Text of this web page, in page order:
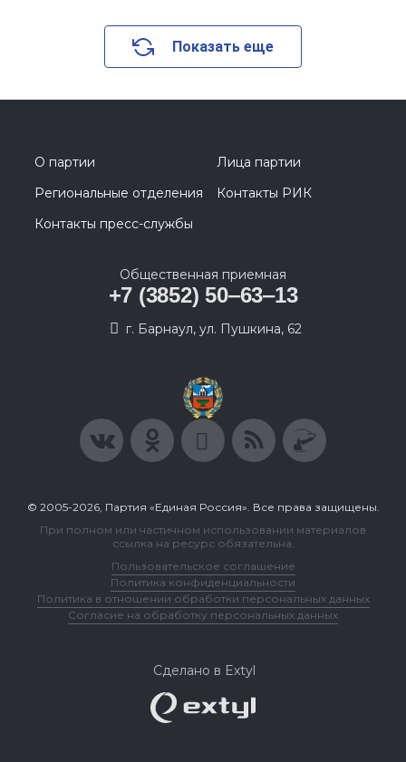
Показать еще
О партии
Лица партии
Региональные отделения
Контакты РИК
Контакты пресс-службы
Общественная приемная
+7 (3852) 50‒63‒13
г. Барнаул, ул. Пушкина, 62
© 2005-2026, Партия «Единая Россия». Все права защищены.
При полном или частичном использовании материалов
ссылка на ресурс обязательна.
Пользовательское соглашение
Политика конфиденциальности
Политика в отношении обработки персональных данных
Согласие на обработку персональных данных
Сделано в Extyl